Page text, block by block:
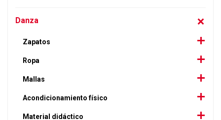
Danza
Zapatos
Ropa
Mallas
Acondicionamiento físico
Material didáctico